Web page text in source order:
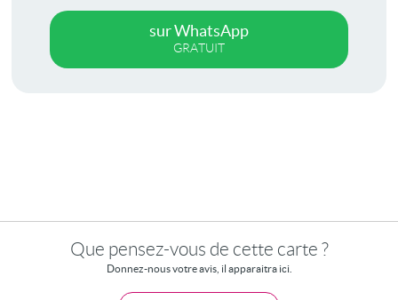
sur WhatsApp
GRATUIT
Que pensez-vous de cette carte ?
Donnez-nous votre avis, il apparaitra ici.